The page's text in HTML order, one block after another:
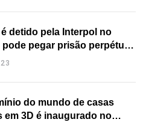
detido pela Interpol no
pode pegar prisão perpétua
do mundo de casas
em 3D é inaugurado no